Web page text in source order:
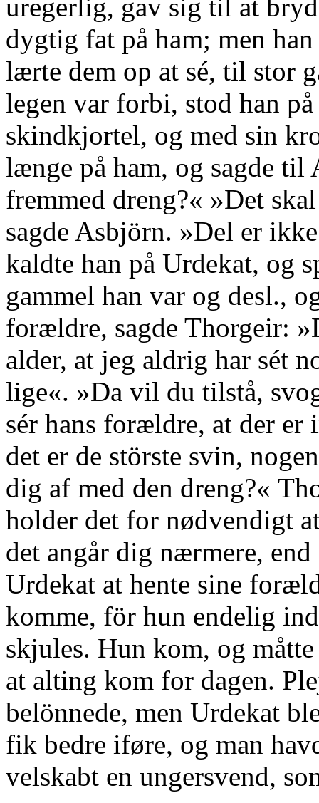
uregerlig, gav sig til at
dygtig fat på ham; men
lærte dem op at sé, til stor
legen var forbi, stod han
skindkjortel, og med sin
længe på ham, og sagde
fremmed dreng?« »Det
sagde Asbjörn. »Del er
kaldte han på Urdekat, og
gammel han var og desl.,
forældre, sagde Thorgeir:
alder, at jeg aldrig har sét
lige«. »Da vil du tilstå,
sér hans forældre, at der
det er de störste svin,
dig af med den dreng?«
holder det for nødvendigt
det angår dig nærmere,
Urdekat at hente sine
komme, för hun endelig
skjules. Hun kom, og
at alting kom for dagen.
belönnede, men Urdekat
fik bedre iføre, og man
velskabt en ungersvend,